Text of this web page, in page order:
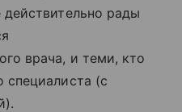
рады
врача, и теми, кто
специалиста (с